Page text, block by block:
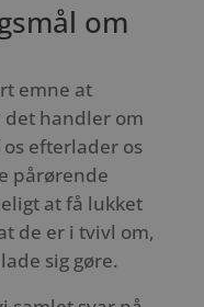
om
emne at
handler om
efterlader os
pårørende
at få lukket
de er i tvivl om,
sig gøre.